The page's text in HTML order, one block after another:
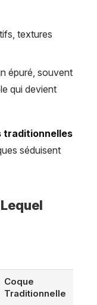
textures
épuré, souvent
qui devient
traditionnelles
séduisent
Coque
Traditionnelle